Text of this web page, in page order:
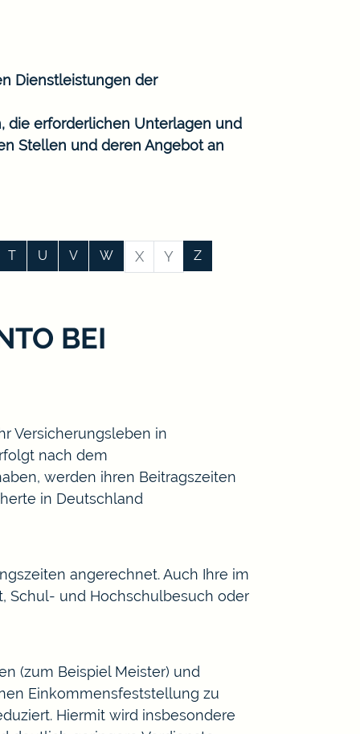
Dienstleistungen der
die erforderlichen Unterlagen und
Stellen und deren Angebot an
T U V W X Y Z
BEI
Versicherungsleben in
nach dem
werden ihren Beitragszeiten
in Deutschland
angerechnet. Auch Ihre im
Schul- und Hochschulbesuch oder
(zum Beispiel Meister) und
Einkommensfeststellung zu
Hiermit wird insbesondere